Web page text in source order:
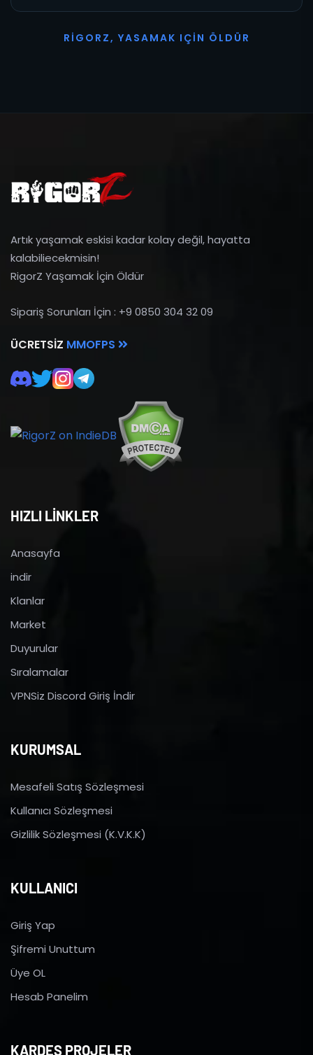
R I G O R Z, YASAMAK I ÇI N Ö L D Ü R
Artık yaşamak eskisi kadar kolay değil, hayatta
kalabiliecekmisin!
RigorZ Yaşamak İçin Öldür
Sipariş Sorunları İçin : +9 0850 304 32 09
ÜCRETSIZ MMOFPS
HIZLI LİNKLER
Anasayfa
indir
Klanlar
Market
Duyurular
Sıralamalar
VPNSiz Discord Giriş İndir
KURUMSAL
Mesafeli Satış Sözleşmesi
Kullanıcı Sözleşmesi
Gizlilik Sözleşmesi (K.V.K.K)
KULLANICI
Giriş Yap
Şifremi Unuttum
Üye OL
Hesab Panelim
KARDEŞ PROJELER